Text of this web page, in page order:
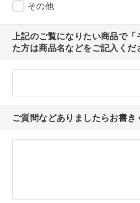
その他
上記のご覧になりたい商品で
た方は商品名などをご記入くだ
ご質問などありましたらお書き